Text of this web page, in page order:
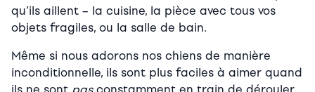
qu’ils aillent – la cuisine, la pièce avec tous vos
objets fragiles, ou la salle de bain.
Même si nous adorons nos chiens de manière
inconditionnelle, ils sont plus faciles à aimer quand